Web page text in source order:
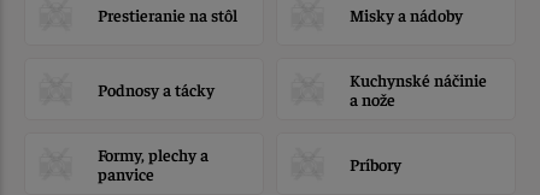
Prestieranie na stôl Misky a nádoby
Podnosy a tácky
Kuchynské náčinie
a nože
Formy, plechy a
panvice
Príbory